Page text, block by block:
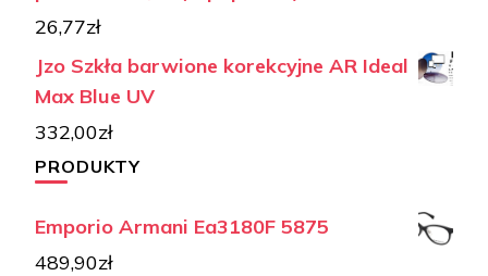
26,77zł
Jzo Szkła barwione korekcyjne AR Ideal
Max Blue UV
332,00zł
PRODUKTY
Emporio Armani Ea3180F 5875
489,90zł